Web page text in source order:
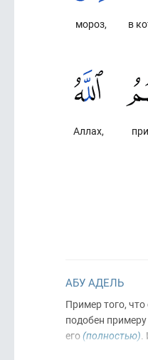
в
мороз,
Аллах,
АБУ АДЕЛЬ
Пример того, что
подобен примеру
его (полностью).